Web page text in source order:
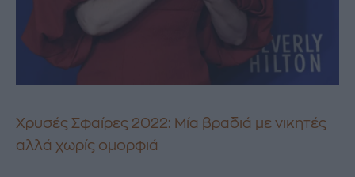
Χρυσές Σφαίρες 2022: Μία βραδιά με νικητές
αλλά χωρίς ομορφιά